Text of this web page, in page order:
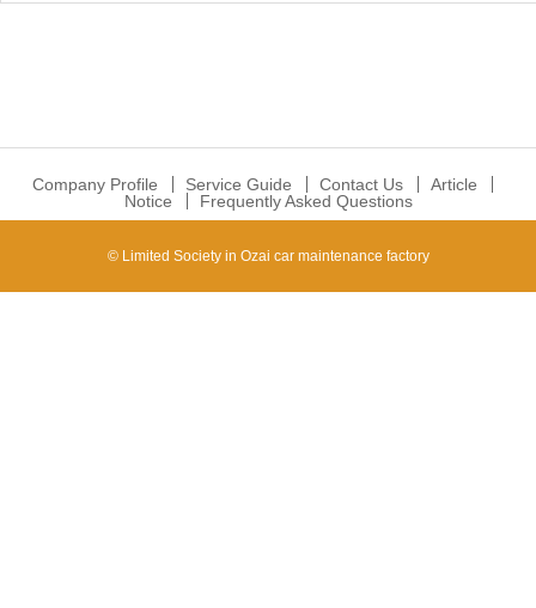
Company Profile Service Guide Contact Us
Article
Notice
Frequently Asked Questions
© Limited Society in Ozai car maintenance factory